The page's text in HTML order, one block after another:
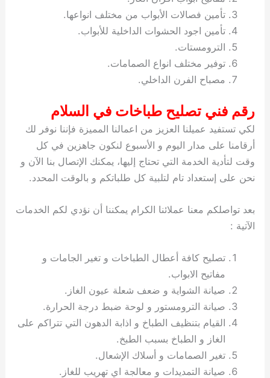
تأمين فصالات الأبواب من مختلف انواعها.
تأمين اجود الحشوات الداخلية للأبواب.
الترومستات.
توفير مختلف انواع الصمامات.
مصباح الفرن الداخلي.
رقم فني تصليح طباخات في السلام
لكي تستفيد عميلنا العزيز من اعمالنا المميزة فإننا نوفر لك
أرقامنا على مدار اليوم و الأسبوع لنكون جاهزين في كل
وقت لتأدية الخدمة التي تحتاج إليها، يمكنك الإتصال بنا الآن و
نحن على إستعداد تام لتلبية كل طلباتكم و بالوقت المحدد.
بعد تواصلكم معنا عملائنا الكرام يمكننا أن نؤدي لكم الخدمات
الآتية :
تصليح كافة أعطال الطباخات و تغير الجامات و
مفاتيح الابواب.
صيانة الشواية و ضعف شعلة عيون الغاز.
صيانة الترومستور و لوحة ضبط درجة الحرارة.
القيام بتنظيف الطباخ و اذابة الدهون التي تتراكم على
الغاز و الطباخ بسبب الطبخ.
تغير الصمامات و أسلاك الإشعال.
صيانة التمديدات و معالجة اي تهريب للغاز.